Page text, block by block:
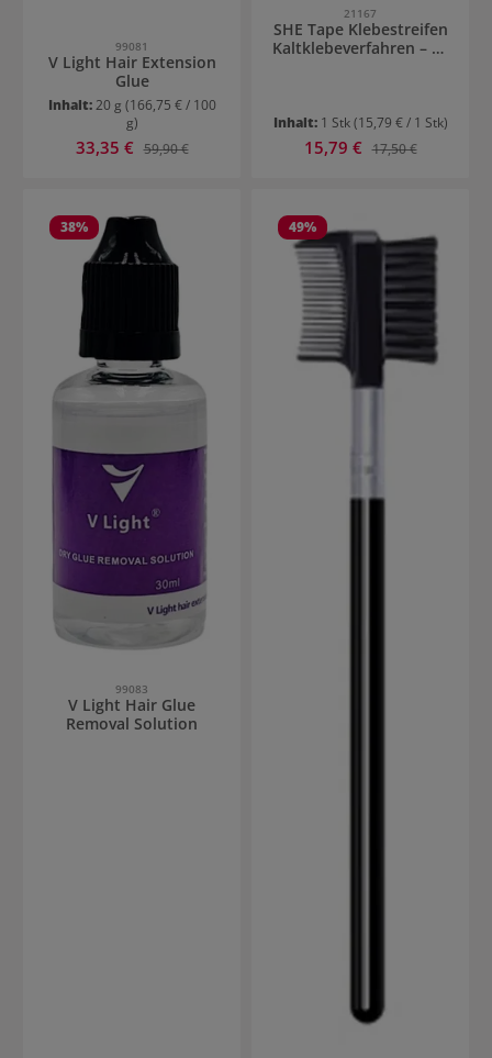
99081
V Light Hair Extension
Glue
Inhalt:20 g (166,75 € / 100
g)
Verkaufspreis:
33,35 € Regulärer Preis:
59,90 €
21167
SHE Tape Klebestreifen
Kaltklebeverfahren – 48
Inhalt: 1 Stk(15,79 € / 1 Stk)
Verkaufspreis:
15,79 € Regulärer Preis:
17,50 €
38%
99083
V Light Hair Glue
Removal Solution
49%